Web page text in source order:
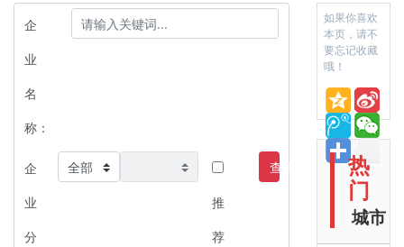
企
业
名
称：
企
业
分
推
荐
查询
如果你喜欢
本页，请不
要忘记收藏
哦！
热
门
城市